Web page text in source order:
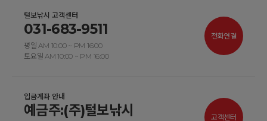
털보낚시 고객센터
031-683-9511
평일 AM 10:00 ~ PM 16:00
토요일 AM 10:00 ~ PM 16:00
전화연결
입금계좌 안내
예금주:(주)털보낚시 고객센터